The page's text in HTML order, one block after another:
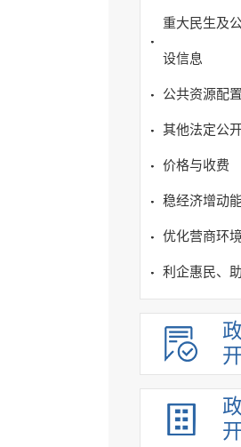
重大民生及
设信息
公共资源配置
其他法定公
价格与收费
稳经济增动
优化营商环境
利企惠民、